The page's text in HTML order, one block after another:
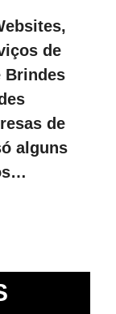
de
Brindes
de
alguns